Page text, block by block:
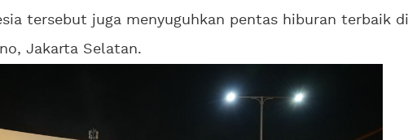
tersebut juga menyuguhkan pentas hiburan terbaik di
Jakarta Selatan.